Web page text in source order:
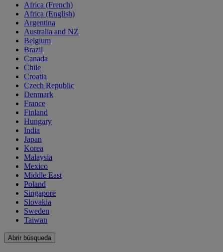
Africa (French)
Africa (English)
Argentina
Australia and NZ
Belgium
Brazil
Canada
Chile
Croatia
Czech Republic
Denmark
France
Finland
Hungary
India
Japan
Korea
Malaysia
Mexico
Middle East
Poland
Singapore
Slovakia
Sweden
Taiwan
Abrir búsqueda